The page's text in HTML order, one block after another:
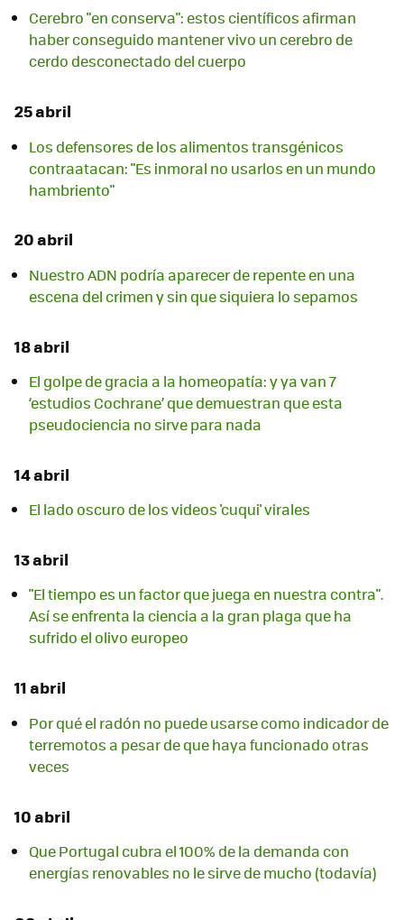
Cerebro "en conserva": estos científicos afirman
haber conseguido mantener vivo un cerebro de
cerdo desconectado del cuerpo
25 abril
Los defensores de los alimentos transgénicos
contraatacan: "Es inmoral no usarlos en un mundo
hambriento"
20 abril
Nuestro ADN podría aparecer de repente en una
escena del crimen y sin que siquiera lo sepamos
18 abril
El golpe de gracia a la homeopatía: y ya van 7
‘estudios Cochrane’ que demuestran que esta
pseudociencia no sirve para nada
14 abril
El lado oscuro de los videos 'cuqui' virales
13 abril
"El tiempo es un factor que juega en nuestra contra".
Así se enfrenta la ciencia a la gran plaga que ha
sufrido el olivo europeo
11 abril
Por qué el radón no puede usarse como indicador de
terremotos a pesar de que haya funcionado otras
veces
10 abril
Que Portugal cubra el 100% de la demanda con
energías renovables no le sirve de mucho (todavía)